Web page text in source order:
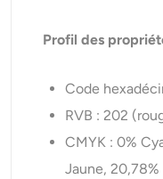
Profil des
Code
RVB : 202
CMYK : 0%
Jaune,